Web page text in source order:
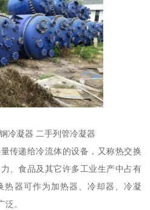
冷凝器 二手列管冷凝器
传递给冷流体的设备，又称热交换
、食品及其它许多工业生产中占有
热器可作为加热器、冷却器、冷凝
。